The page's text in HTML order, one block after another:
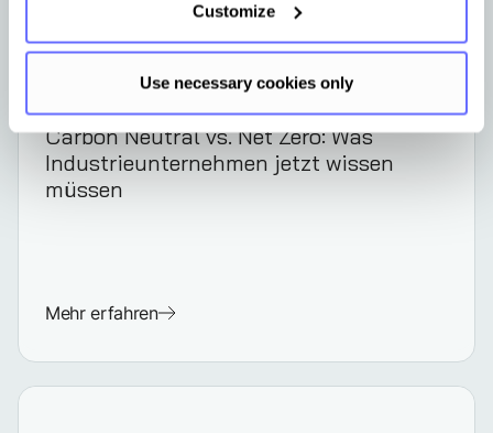
Customize
Use necessary cookies only
CCF Aug 8, 2025
Carbon Neutral vs. Net Zero: Was
Industrieunternehmen jetzt wissen
müssen
Mehr erfahren